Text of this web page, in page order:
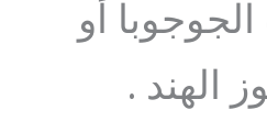
أو
الهند .